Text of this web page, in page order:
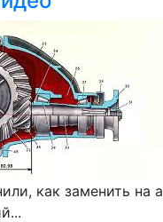
как заменить на